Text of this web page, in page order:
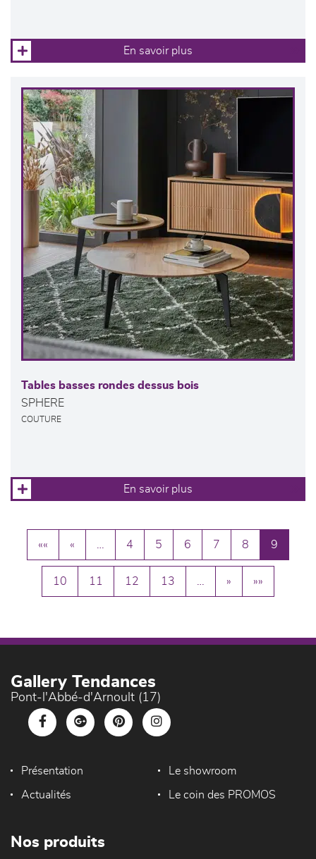
En savoir plus
Tables basses rondes dessus bois
SPHERE
COUTURE
En savoir plus
«« « 4 5 6 7 8 9
10 11 12 13 » »»
Gallery Tendances
Pont-l'Abbé-d'Arnoult (17)
Présentation Le showroom
Actualités Le coin des PROMOS
Nos produits